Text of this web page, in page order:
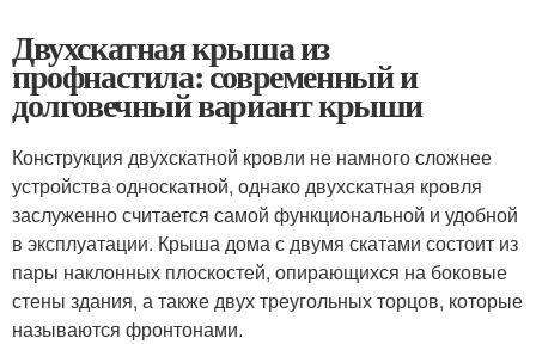
Двухскатная крыша из
профнастила: современный и
долговечный вариант крыши
Конструкция двухскатной кровли не намного сложнее
устройства односкатной, однако двухскатная кровля
заслуженно считается самой функциональной и удобной
в эксплуатации. Крыша дома с двумя скатами состоит из
пары наклонных плоскостей, опирающихся на боковые
стены здания, а также двух треугольных торцов, которые
называются фронтонами.